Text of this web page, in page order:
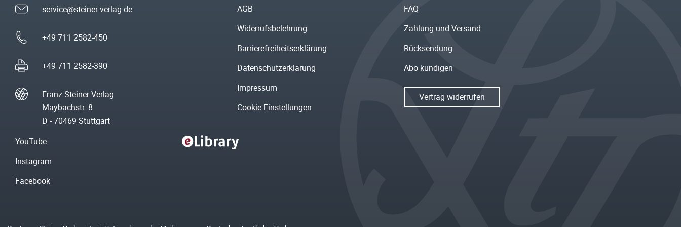
service@steiner-verlag.de
+49 711 2582-450
+49 711 2582-390
Franz Steiner Verlag
Maybachstr. 8
D - 70469 Stuttgart
AGB
Widerrufsbelehrung
Barrierefreiheitserklärung
Datenschutzerklärung
Impressum
Cookie Einstellungen
FAQ
Zahlung und Versand
Rücksendung
Abo kündigen
Vertrag widerrufen
YouTube
Instagram
Facebook